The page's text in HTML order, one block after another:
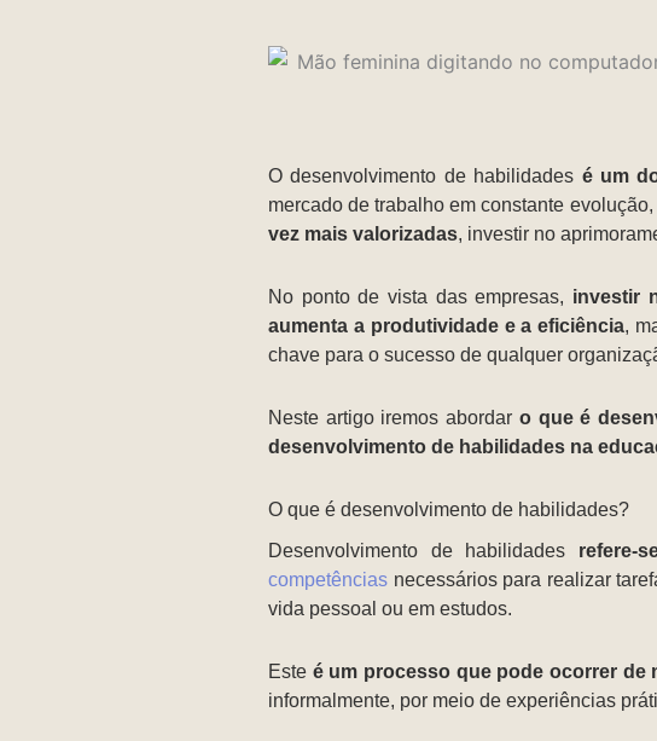
O desenvolvimento de habilidades é um
mercado de trabalho em constante
vez mais valorizadas, investir no
No ponto de vista das empresas, investir
aumenta a produtividade e a eficiência,
chave para o sucesso de qualquer
Neste artigo iremos abordar oque é
desenvolvimento de habilidades na
O que é desenvolvimento de habilidades?
Desenvolvimento de habilidades refere-
competências necessários para realizar
vida pessoal ou em estudos.
Este é um processo que pode ocorrer de
informalmente, por meio de experiências